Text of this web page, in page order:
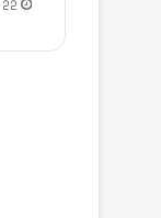
22 أبريل، 2021